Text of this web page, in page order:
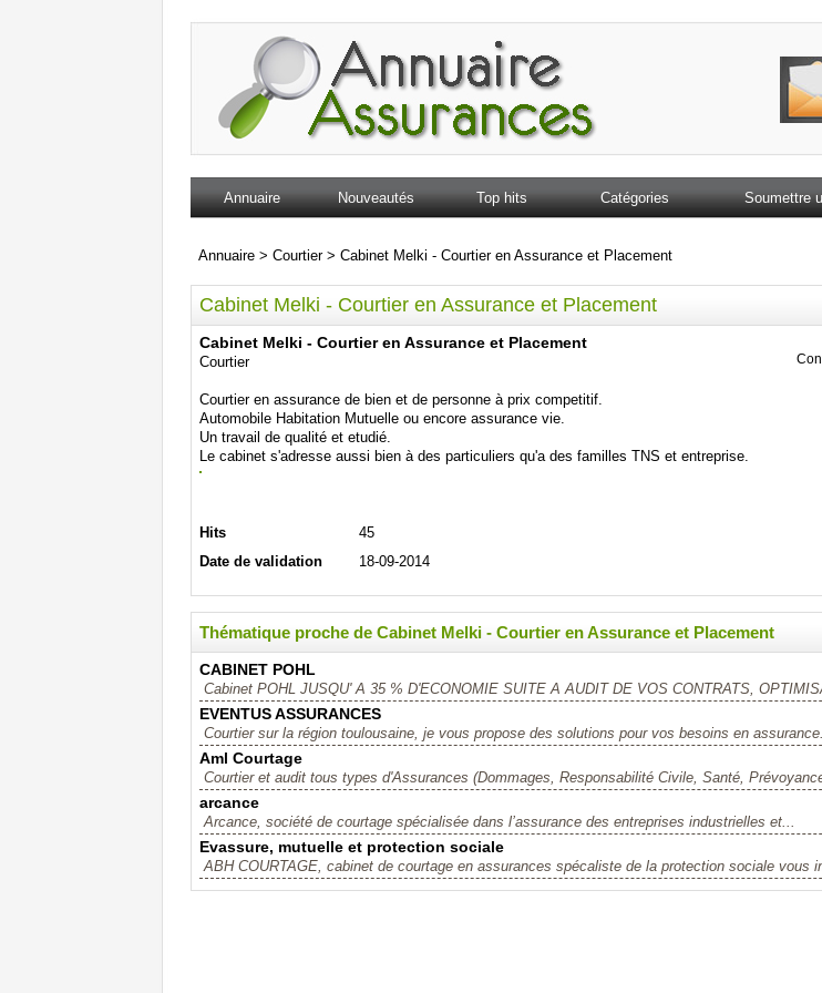
Annuaire Nouveautés Top hits Catégories Soumettre
Annuaire > Courtier> Cabinet Melki - Courtier en Assurance et Placement
Cabinet Melki - Courtier en Assurance et Placement
Cabinet Melki - Courtier en Assurance et Placement
Courtier
Courtier en assurance de bien et de personne à prix competitif.
Automobile Habitation Mutuelle ou encore assurance vie.
Un travail de qualité et etudié.
Le cabinet s'adresse aussi bien à des particuliers qu'a des familles TNS et entreprise.
Hits
45
Date de validation
18-09-2014
Thématique proche de Cabinet Melki - Courtier en Assurance et Placement
CABINET POHL
Cabinet POHL JUSQU' A 35 % D'ECONOMIE SUITE A AUDIT DE VOS CONTRATS,
EVENTUS ASSURANCES
Courtier sur la région toulousaine, je vous propose des solutions pour vos besoins en
Aml Courtage
Courtier et audit tous types d'Assurances (Dommages, Responsabilité Civile, Santé,
arcance
Arcance, société de courtage spécialisée dans l’assurance des entreprises industrielles et...
Evassure, mutuelle et protection sociale
ABH COURTAGE, cabinet de courtage en assurances spécaliste de la protection sociale vous